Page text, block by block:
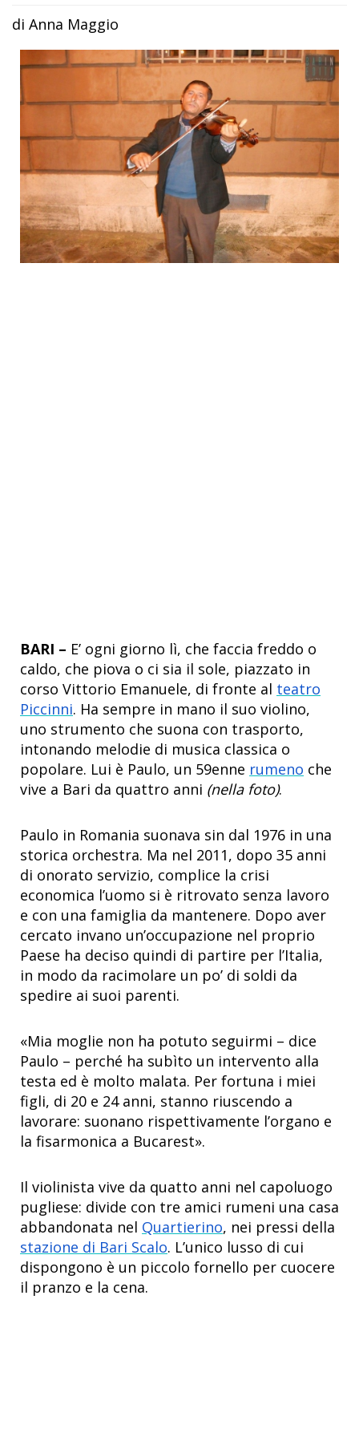
di Anna Maggio
BARI – E’ ogni giorno lì, che faccia freddo o
caldo, che piova o ci sia il sole, piazzato in
corso Vittorio Emanuele, di fronte al teatro
Piccinni. Ha sempre in mano il suo violino,
uno strumento che suona con trasporto,
intonando melodie di musica classica o
popolare. Lui è Paulo, un 59enne rumeno che
vive a Bari da quattro anni (nella foto).
Paulo in Romania suonava sin dal 1976 in una
storica orchestra. Ma nel 2011, dopo 35 anni
di onorato servizio, complice la crisi
economica l’uomo si è ritrovato senza lavoro
e con una famiglia da mantenere. Dopo aver
cercato invano un’occupazione nel proprio
Paese ha deciso quindi di partire per l’Italia,
in modo da racimolare un po’ di soldi da
spedire ai suoi parenti.
«Mia moglie non ha potuto seguirmi – dice
Paulo – perché ha subìto un intervento alla
testa ed è molto malata. Per fortuna i miei
figli, di 20 e 24 anni, stanno riuscendo a
lavorare: suonano rispettivamente l’organo e
la fisarmonica a Bucarest».
Il violinista vive da quatto anni nel capoluogo
pugliese: divide con tre amici rumeni una casa
abbandonata nel Quartierino, nei pressi della
stazione di Bari Scalo. L’unico lusso di cui
dispongono è un piccolo fornello per cuocere
il pranzo e la cena.